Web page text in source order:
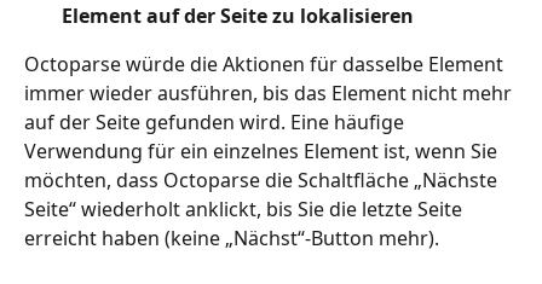
Element auf der Seite zu lokalisieren
Octoparse würde die Aktionen für dasselbe Element
immer wieder ausführen, bis das Element nicht mehr
auf der Seite gefunden wird. Eine häufige
Verwendung für ein einzelnes Element ist, wenn Sie
möchten, dass Octoparse die Schaltfläche „Nächste
Seite“ wiederholt anklickt, bis Sie die letzte Seite
erreicht haben (keine „Nächst“-Button mehr).